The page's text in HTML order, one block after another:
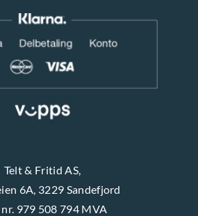
Telt & Fritid AS,
6A, 3229 Sandefjord
979 508 794 MVA